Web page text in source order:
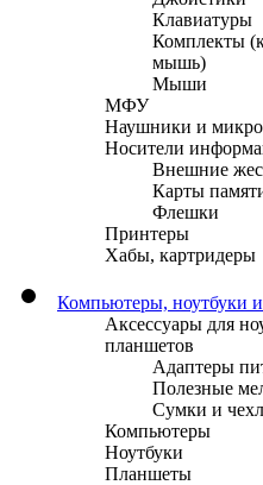
Клавиатуры
Комплекты
мышь)
Мыши
МФУ
Наушники и
Носители
Внешние
Карты
Флешки
Принтеры
Хабы, картридеры
Компьютеры, ноутбуки
Аксессуары для
планшетов
Адаптеры
Полезные
Сумки и
Компьютеры
Ноутбуки
Планшеты